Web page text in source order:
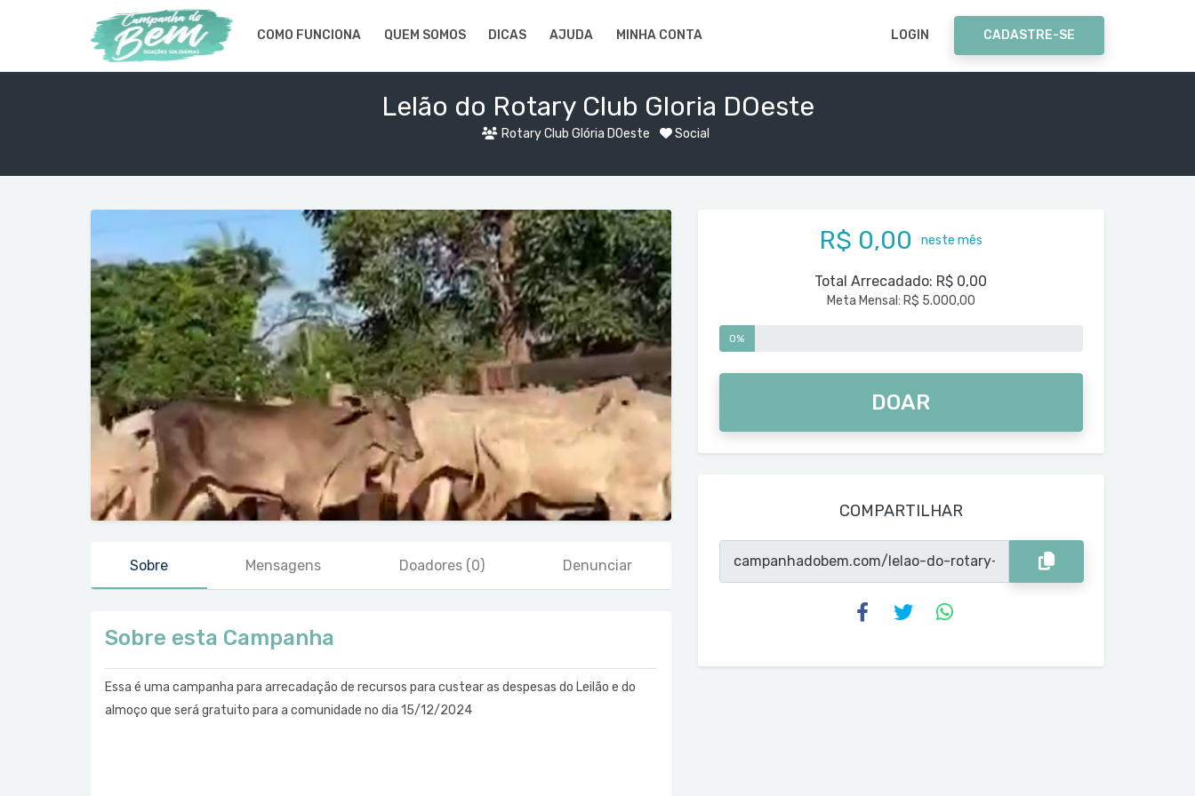
COMO FUNCIONA QUEM SOMOS DICAS AJUDA MINHA CONTA LOGIN CADASTRE-SE
Lelão do Rotary Club Gloria DOeste
Rotary Club Glória DOeste Social
Sobre Mensagens Doadores (0) Denunciar
Sobre esta Campanha
Essa é uma campanha para arrecadação de recursos para custear as despesas do Leilão e do
almoço que será gratuito para a comunidade no dia 15/12/2024
R$ 0,00 neste mês
Total Arrecadado: R$ 0,00
Meta Mensal: R$ 5.000,00
0%
DOAR
COMPARTILHAR